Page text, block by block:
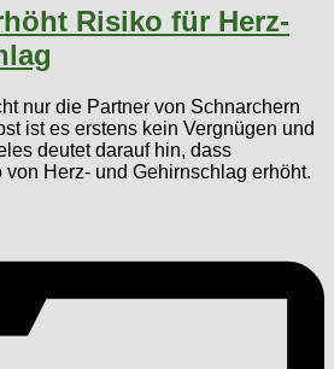
Risiko für Herz-
die Partner von Schnarchern
ist es erstens kein Vergnügen und
deutet darauf hin, dass
Herz- und Gehirnschlag erhöht.